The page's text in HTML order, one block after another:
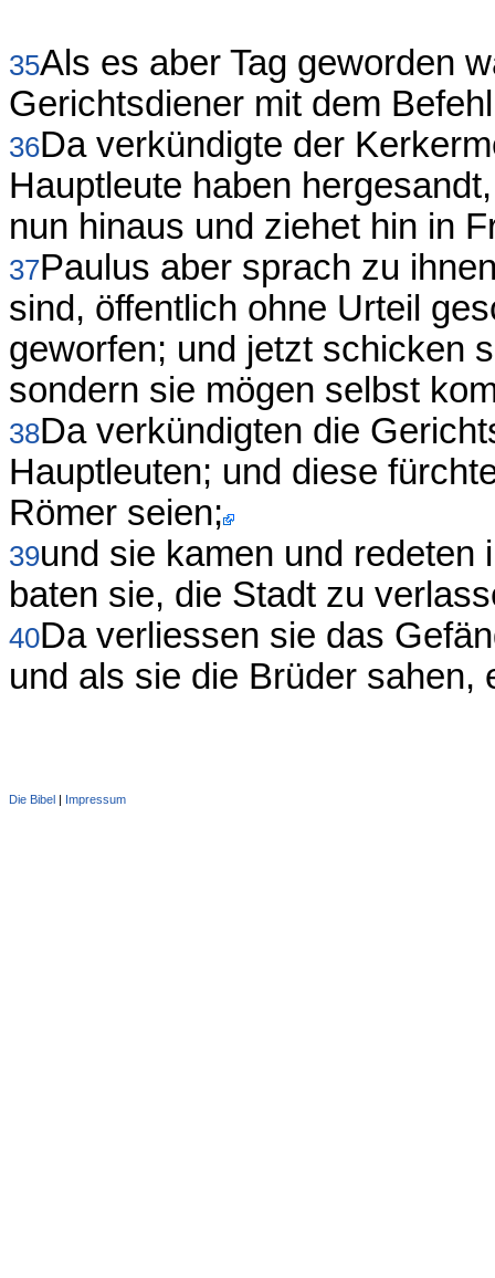
35Als es aber Tag geworden
Gerichtsdiener mit dem
36Da verkündigte der
Hauptleute haben
nun hinaus und ziehet hin in
37Paulus aber sprach zu
sind, öffentlich ohne Urteil
geworfen; und jetzt schicken
sondern sie mögen selbst
38Da verkündigten die
Hauptleuten; und diese
Römer seien;
39und sie kamen und redeten
baten sie, die Stadt zu
40Da verliessen sie das
und als sie die Brüder sahen,
Die Bibel Impressum